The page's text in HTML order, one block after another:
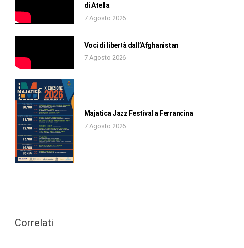
di Atella
7 Agosto 2026
Voci di libertà dall’Afghanistan
7 Agosto 2026
Majatica Jazz Festival a Ferrandina
7 Agosto 2026
Correlati